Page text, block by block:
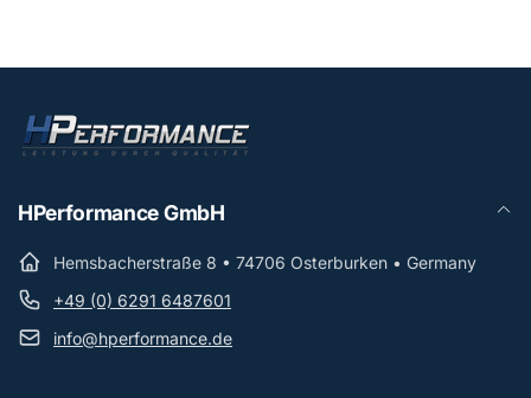
HPerformance GmbH
Hemsbacherstraße 8 • 74706 Osterburken • Germany
+49 (0) 6291 6487601
info@hperformance.de